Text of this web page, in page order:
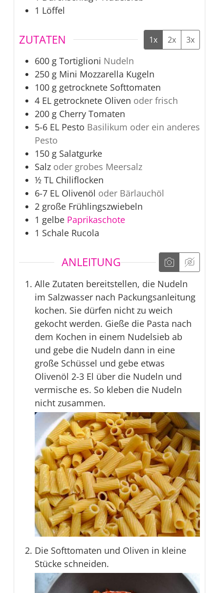
1 Löffel
ZUTATEN 1x 2x 3x
600 g Tortiglioni Nudeln
250 g Mini Mozzarella Kugeln
100 g getrocknete Softtomaten
4 EL getrocknete Oliven oder frisch
200 g Cherry Tomaten
5-6 EL Pesto Basilikum oder ein anderes
Pesto
150 g Salatgurke
Salz oder grobes Meersalz
½ TL Chiliflocken
6-7 EL Olivenöl oder Bärlauchöl
2 große Frühlingszwiebeln
1 gelbe Paprikaschote
1 Schale Rucola
ANLEITUNG
Alle Zutaten bereitstellen, die Nudeln
im Salzwasser nach Packungsanleitung
kochen. Sie dürfen nicht zu weich
gekocht werden. Gieße die Pasta nach
dem Kochen in einem Nudelsieb ab
und gebe die Nudeln dann in eine
große Schüssel und gebe etwas
Olivenöl 2-3 El über die Nudeln und
vermische es. So kleben die Nudeln
nicht zusammen.
Die Softtomaten und Oliven in kleine
Stücke schneiden.